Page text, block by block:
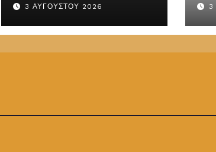
ΕΜΔΥΔΑΣ-ΠΟΜΗΤΕΔΥ
3 ΑΥΓΟΎΣΤΟΥ 2026 3